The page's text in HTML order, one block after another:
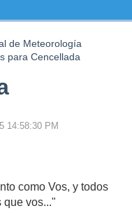
de Meteorología
para Cencellada
14:58:30 PM
como Vos, y todos
que vos..."